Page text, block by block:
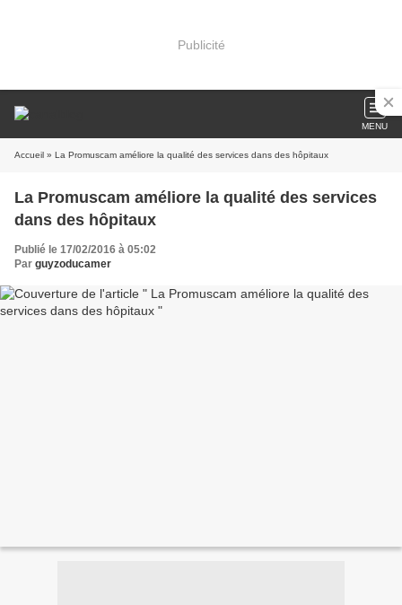
Publicité
MENU
Accueil » La Promuscam améliore la qualité des services dans des hôpitaux
La Promuscam améliore la qualité des services
dans des hôpitaux
Publié le 17/02/2016 à 05:02
Par guyzoducamer